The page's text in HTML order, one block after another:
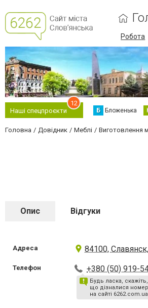
Робота
Наші спецпроєкти
12
Б Бложенька
Головна Довідник Меблі Виготовлення
Опис Відгуки
Адреса 84100,
Телефон +380 (50) 919-
Будь ласка, скажіть,
що дізналися номер
на сайті 6262.com.ua